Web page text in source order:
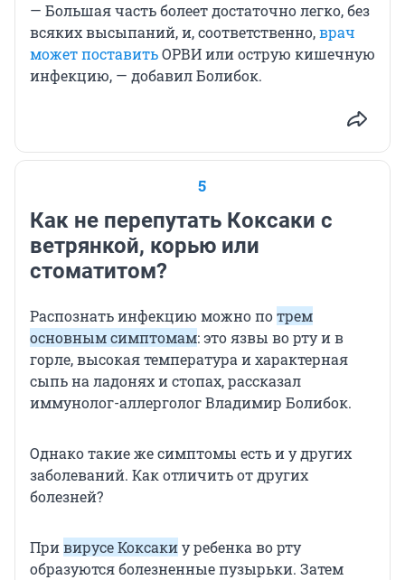
— Большая часть болеет достаточно легко, без
всяких высыпаний, и, соответственно,врач
может поставитьОРВИ или острую кишечную
инфекцию, — добавил Болибок.
5
Как не перепутать Коксаки с
ветрянкой, корью или
стоматитом?
Распознать инфекцию можно потрем
основным симптомам: это язвы во рту и в
горле, высокая температура и характерная
сыпь на ладонях и стопах, рассказал
иммунолог-аллерголог Владимир Болибок.
Однако такие же симптомы есть и у других
заболеваний. Как отличить от других
болезней?
Привирусе Коксакиу ребенка во рту
образуются болезненные пузырьки. Затем